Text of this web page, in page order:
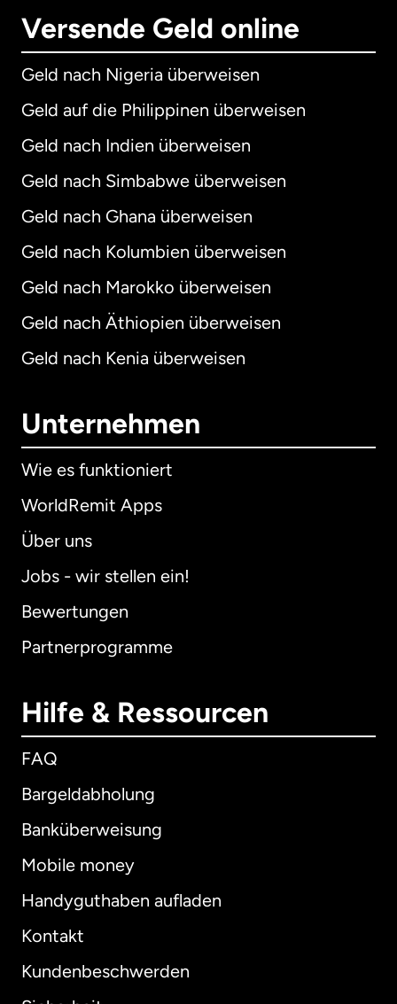
Versende Geld online
Geld nach Nigeria überweisen
Geld auf die Philippinen überweisen
Geld nach Indien überweisen
Geld nach Simbabwe überweisen
Geld nach Ghana überweisen
Geld nach Kolumbien überweisen
Geld nach Marokko überweisen
Geld nach Äthiopien überweisen
Geld nach Kenia überweisen
Unternehmen
Wie es funktioniert
WorldRemit Apps
Über uns
Jobs - wir stellen ein!
Bewertungen
Partnerprogramme
Hilfe & Ressourcen
FAQ
Bargeldabholung
Banküberweisung
Mobile money
Handyguthaben aufladen
Kontakt
Kundenbeschwerden